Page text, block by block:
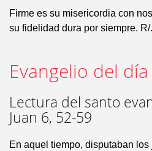
Firme es su misericordia con
su fidelidad dura por siempre. R/.
Evangelio del día
Lectura del santo
Juan 6, 52-59
En aquel tiempo, disputaban los